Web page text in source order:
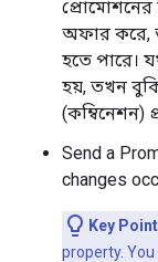
প্রোমোশনের
অফার করে,
হতে পারে।
হয়, তখন
(কম্বিনেশন)
Send a
changes
Key
property.